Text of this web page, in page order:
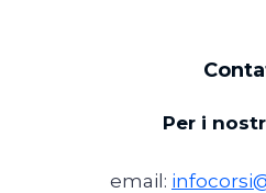
Per i
email: